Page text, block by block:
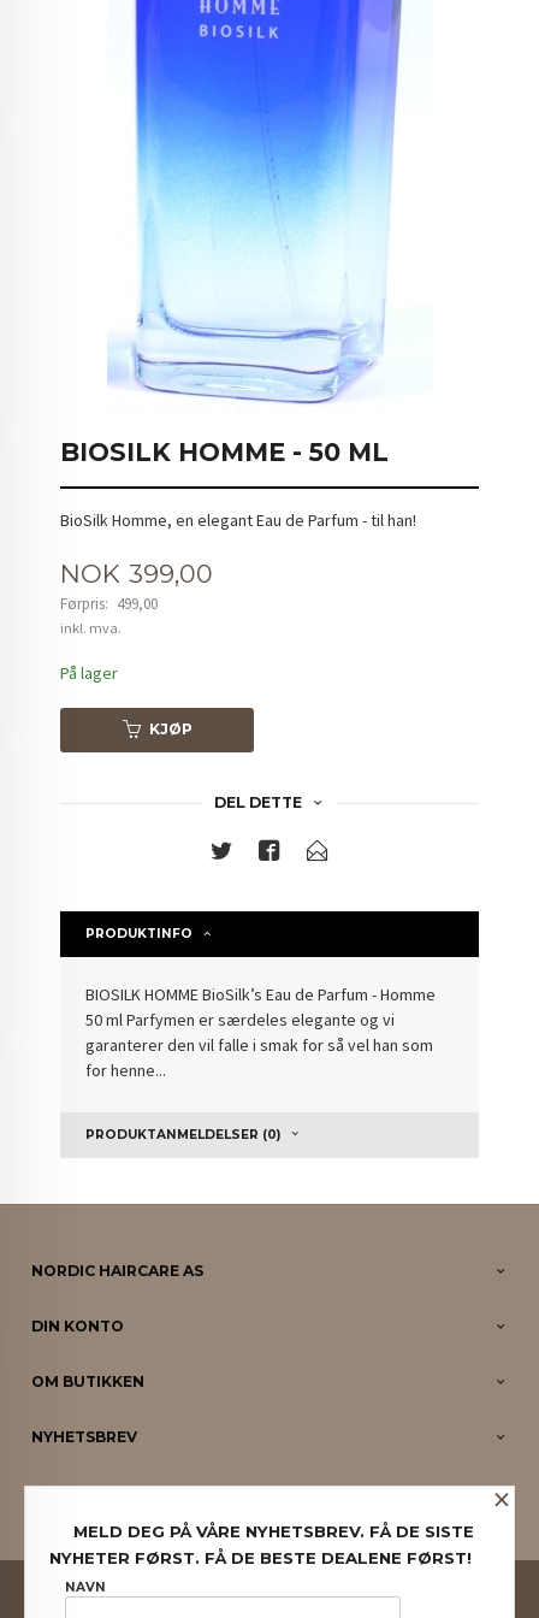
BIOSILK HOMME - 50 ML
BioSilk Homme, en elegant Eau de Parfum - til han!
Tilbud
NOK 399,00
Førpris: 499,00
Rabatt
inkl. mva.
På lager
KJØP
DEL DETTE
PRODUKTINFO
BIOSILK HOMME BioSilk’s Eau de Parfum - Homme
50 ml Parfymen er særdeles elegante og vi
garanterer den vil falle i smak for så vel han som
for henne...
PRODUKTANMELDELSER (0)
NORDIC HAIRCARE AS
DIN KONTO
OM BUTIKKEN
NYHETSBREV
PARTNERE
FRAKT
×
MELD DEG PÅ VÅRE NYHETSBREV. FÅ DE SISTE
NYHETER FØRST. FÅ DE BESTE DEALENE FØRST!
NAVN